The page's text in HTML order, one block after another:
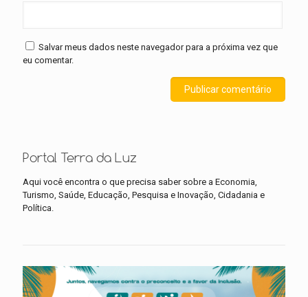
Salvar meus dados neste navegador para a próxima vez que
eu comentar.
Portal Terra da Luz
Aqui você encontra o que precisa saber sobre a Economia,
Turismo, Saúde, Educação, Pesquisa e Inovação, Cidadania e
Política.